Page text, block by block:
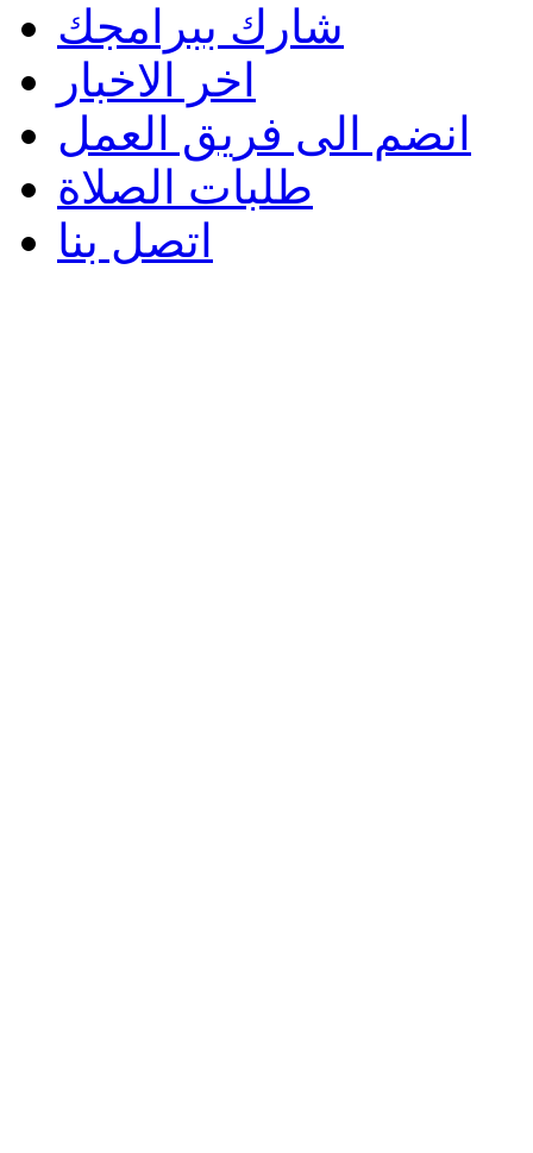
شارك ببرامجك
اخر الاخبار
انضم الى فريق العمل
طلبات الصلاة
اتصل بنا